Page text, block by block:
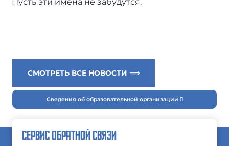
СМОТРЕТЬ ВСЕ НОВОСТИ ⟹
Сведения об образовательной организации
СЕРВИС ОБРАТНОЙ СВЯЗИ